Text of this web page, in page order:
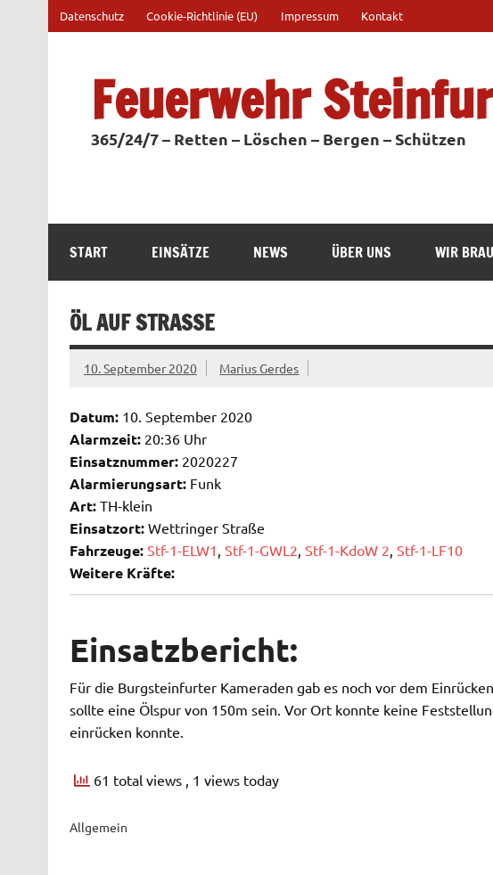
springen
Datenschutz Cookie-Richtlinie (EU) Impressum Kontakt
Feuerwehr
365/24/7 – Retten – Löschen – Bergen – Schützen
START EINSÄTZE NEWS ÜBER UNS WIR
ÖL AUF STRASSE
10. September 2020 Marius Gerdes
Datum:10. September 2020
Alarmzeit:20:36 Uhr
Einsatznummer:2020227
Alarmierungsart:Funk
Art:TH-klein
Einsatzort:Wettringer Straße
Fahrzeuge: Stf-1-ELW1 , Stf-1-GWL2, Stf-1-KdoW 2, Stf-1-LF10
Weitere Kräfte:
Einsatzbericht:
Für die Burgsteinfurter Kameraden gab es noch vor dem
sollte eine Ölspur von 150m sein. Vor Ort konnte keine
einrücken konnte.
61 total views , 1 views today
Allgemein